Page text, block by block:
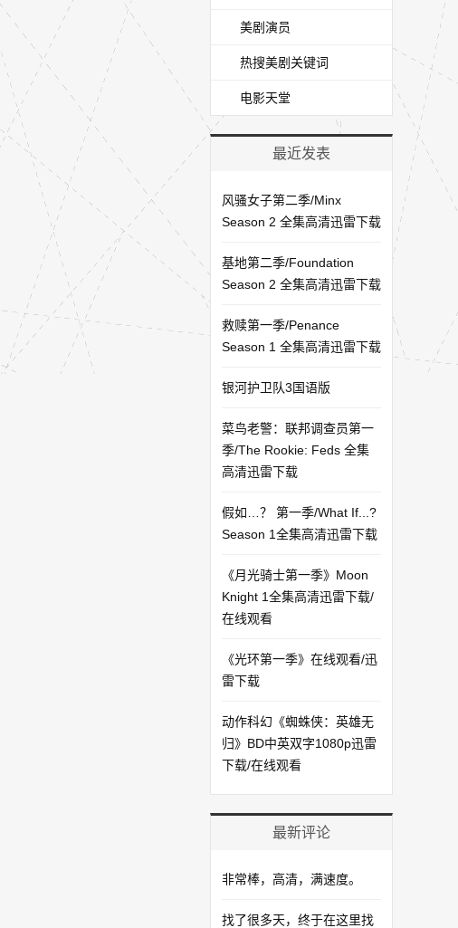
美剧演员
热搜美剧关键词
电影天堂
最近发表
风骚女子第二季/Minx
Season 2 全集高清迅雷下载
基地第二季/Foundation
Season 2 全集高清迅雷下载
救赎第一季/Penance
Season 1 全集高清迅雷下载
银河护卫队3国语版
菜鸟老警：联邦调查员第一
季/The Rookie: Feds 全集
高清迅雷下载
假如…？ 第一季/What If...?
Season 1全集高清迅雷下载
《月光骑士第一季》Moon
Knight 1全集高清迅雷下载/
在线观看
《光环第一季》在线观看/迅
雷下载
动作科幻《蜘蛛侠：英雄无
归》BD中英双字1080p迅雷
下载/在线观看
最新评论
非常棒，高清，满速度。
找了很多天，终于在这里找